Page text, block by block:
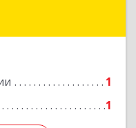
1
1
Новоалтайск г,